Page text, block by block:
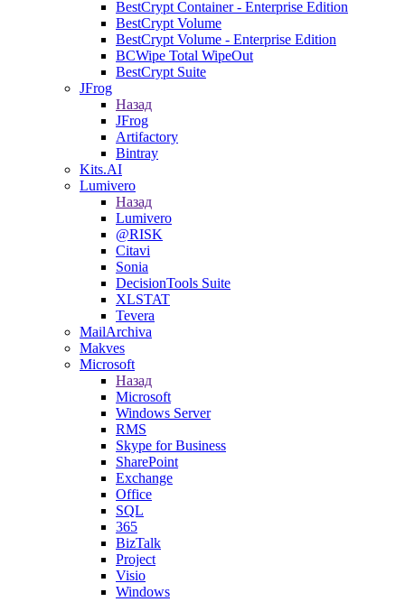
BestCrypt Container - Enterprise Edition
BestCrypt Volume
BestCrypt Volume - Enterprise Edition
BCWipe Total WipeOut
BestCrypt Suite
JFrog
Назад
JFrog
Artifactory
Bintray
Kits.AI
Lumivero
Назад
Lumivero
@RISK
Citavi
Sonia
DecisionTools Suite
XLSTAT
Tevera
MailArchiva
Makves
Microsoft
Назад
Microsoft
Windows Server
RMS
Skype for Business
SharePoint
Exchange
Office
SQL
365
BizTalk
Project
Visio
Windows